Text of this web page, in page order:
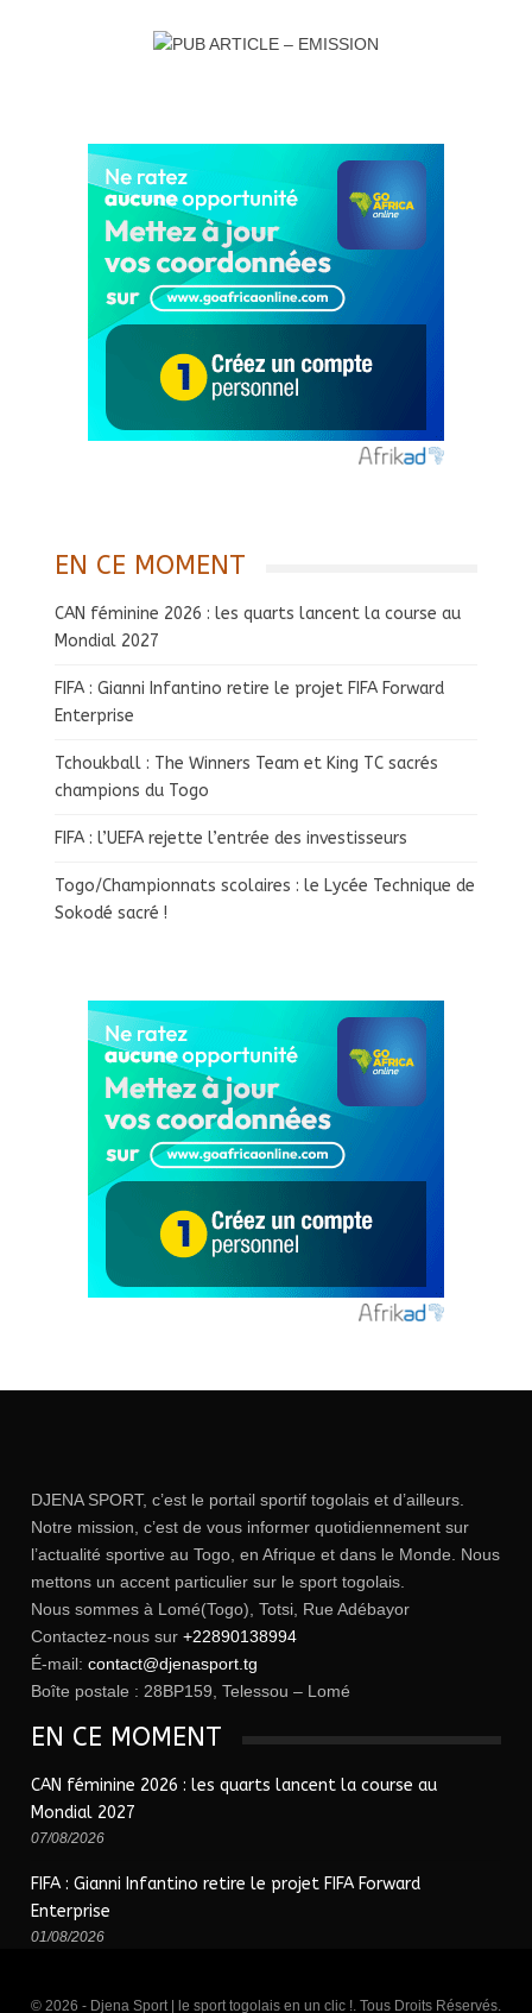
EN CE MOMENT
CAN féminine 2026 : les quarts lancent la course au
Mondial 2027
FIFA : Gianni Infantino retire le projet FIFA Forward
Enterprise
Tchoukball : The Winners Team et King TC sacrés
champions du Togo
FIFA : l’UEFA rejette l’entrée des investisseurs
Togo/Championnats scolaires : le Lycée Technique de
Sokodé sacré !
DJENA SPORT, c’est le portail sportif togolais et d’ailleurs.
Notre mission, c’est de vous informer quotidiennement sur
l’actualité sportive au Togo, en Afrique et dans le Monde. Nous
mettons un accent particulier sur le sport togolais.
Nous sommes à Lomé(Togo), Totsi, Rue Adébayor
Contactez-nous sur +22890138994
É-mail: contact@djenasport.tg
Boîte postale : 28BP159, Telessou – Lomé
EN CE MOMENT
CAN féminine 2026 : les quarts lancent la course au
Mondial 2027
07/08/2026
FIFA : Gianni Infantino retire le projet FIFA Forward
Enterprise
01/08/2026
© 2026 - Djena Sport | le sport togolais en un clic !. Tous Droits Réservés.